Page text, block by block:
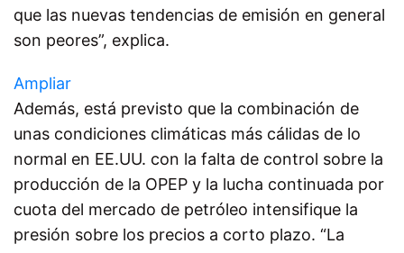
que las nuevas tendencias de emisión en general
son peores”, explica.
Ampliar
Además, está previsto que la combinación de
unas condiciones climáticas más cálidas de lo
normal en EE.UU. con la falta de control sobre la
producción de la OPEP y la lucha continuada por
cuota del mercado de petróleo intensifique la
presión sobre los precios a corto plazo. “La